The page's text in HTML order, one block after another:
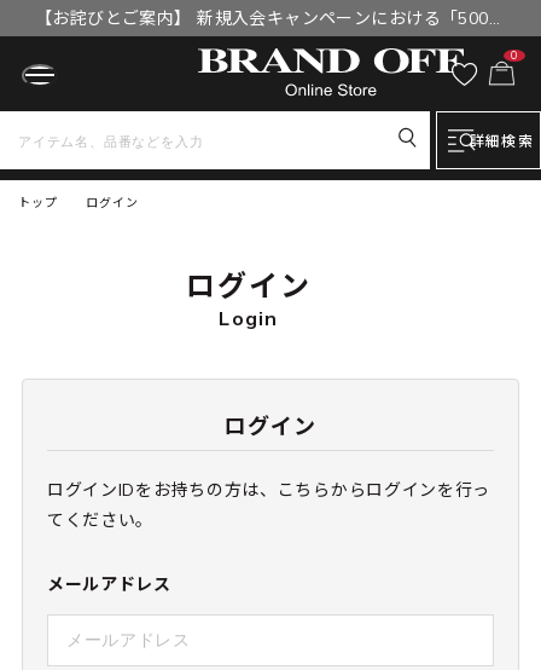
【お詫びとご案内】 新規入会キャンペーンにおける「500円
OFFクーポン」付与漏れと補填について
0
詳細検索
トップ ログイン
ログイン
Login
ログイン
ログインIDをお持ちの方は、こちらからログインを行っ
てください。
メールアドレス